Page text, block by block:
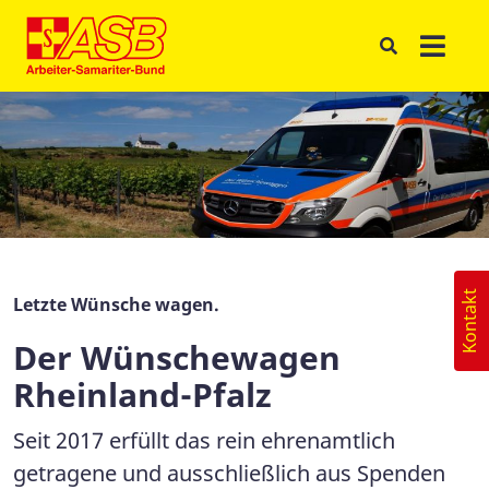
Letzte Wünsche wagen.
Der Wünschewagen
Rheinland-Pfalz
Seit 2017 erfüllt das rein ehrenamtlich
getragene und ausschließlich aus Spenden
Kontakt